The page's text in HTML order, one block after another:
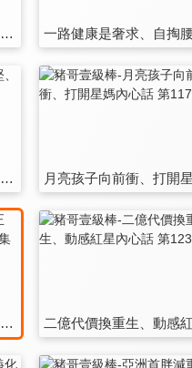
吸毒外遇毀家庭、不是偏鄉不行醫、異國婚姻換心碎 第110集
患難中愛更堅、看不見路依然寬 第116集
迷途羔羊走正途、戲說人生道心酸 第122集